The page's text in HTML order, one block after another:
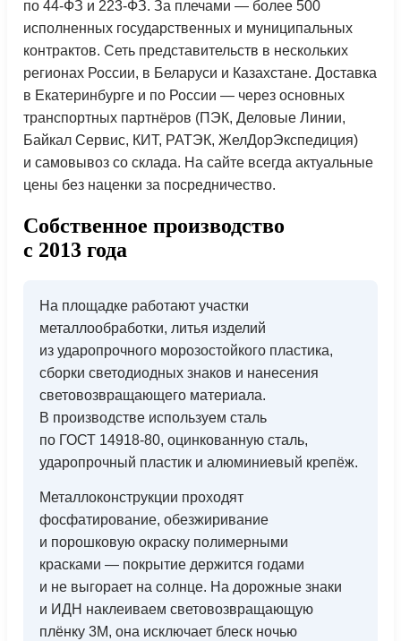
по 44-ФЗ и 223-ФЗ. За плечами — более 500
исполненных государственных и муниципальных
контрактов. Сеть представительств в нескольких
регионах России, в Беларуси и Казахстане. Доставка
в Екатеринбурге и по России — через основных
транспортных партнёров (ПЭК, Деловые Линии,
Байкал Сервис, КИТ, РАТЭК, ЖелДорЭкспедиция)
и самовывоз со склада. На сайте всегда актуальные
цены без наценки за посредничество.
Собственное производство
с 2013 года
На площадке работают участки
металлообработки, литья изделий
из ударопрочного морозостойкого пластика,
сборки светодиодных знаков и нанесения
световозвращающего материала.
В производстве используем сталь
по ГОСТ 14918-80, оцинкованную сталь,
ударопрочный пластик и алюминиевый крепёж.
Металлоконструкции проходят
фосфатирование, обезжиривание
и порошковую окраску полимерными
красками — покрытие держится годами
и не выгорает на солнце. На дорожные знаки
и ИДН наклеиваем световозвращающую
плёнку 3M, она исключает блеск ночью